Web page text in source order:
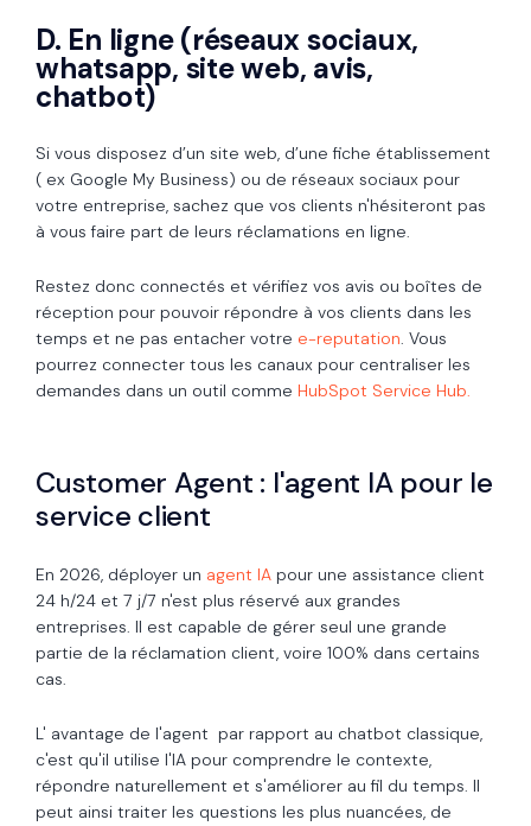
D. En ligne (réseaux sociaux,
whatsapp, site web, avis,
chatbot)
Si vous disposez d’un site web, d’une fiche établissement
( ex Google My Business) ou de réseaux sociaux pour
votre entreprise, sachez que vos clients n'hésiteront pas
à vous faire part de leurs réclamations en ligne.
Restez donc connectés et vérifiez vos avis ou boîtes de
réception pour pouvoir répondre à vos clients dans les
temps et ne pas entacher votre e-reputation. Vous
pourrez connecter tous les canaux pour centraliser les
demandes dans un outil comme HubSpot Service Hub.
Customer Agent : l'agent IA pour le
service client
En 2026, déployer un agent IA pour une assistance client
24 h/24 et 7 j/7 n'est plus réservé aux grandes
entreprises. Il est capable de gérer seul une grande
partie de la réclamation client, voire 100% dans certains
cas.
L' avantage de l'agent par rapport au chatbot classique,
c'est qu'il utilise l'IA pour comprendre le contexte,
répondre naturellement et s'améliorer au fil du temps. Il
peut ainsi traiter les questions les plus nuancées, de